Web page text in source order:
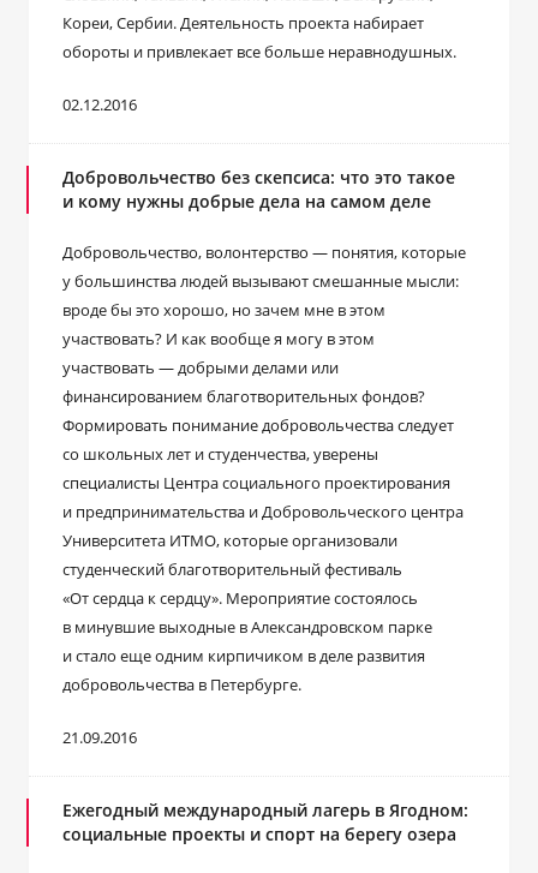
Кореи, Сербии. Деятельность проекта набирает
обороты и привлекает все больше неравнодушных.
02.12.2016
Добровольчество без скепсиса: что это такое
и кому нужны добрые дела на самом деле
Добровольчество, волонтерство — понятия, которые
у большинства людей вызывают смешанные мысли:
вроде бы это хорошо, но зачем мне в этом
участвовать? И как вообще я могу в этом
участвовать — добрыми делами или
финансированием благотворительных фондов?
Формировать понимание добровольчества следует
со школьных лет и студенчества, уверены
специалисты Центра социального проектирования
и предпринимательства и Добровольческого центра
Университета ИТМО, которые организовали
студенческий благотворительный фестиваль
«От сердца к сердцу». Мероприятие состоялось
в минувшие выходные в Александровском парке
и стало еще одним кирпичиком в деле развития
добровольчества в Петербурге.
21.09.2016
Ежегодный международный лагерь в Ягодном:
социальные проекты и спорт на берегу озера